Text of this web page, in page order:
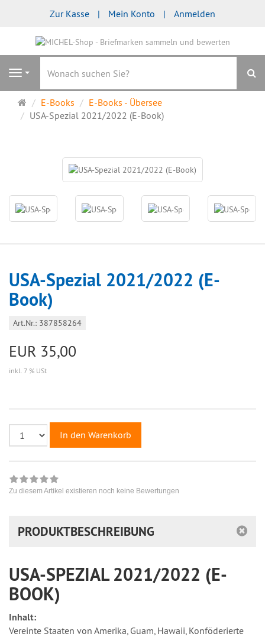
Zur Kasse Mein Konto Anmelden
Navigation
Startseite
E-Books
E-Books - Übersee
USA-Spezial 2021/2022 (E-Book)
USA-Spezial 2021/2022 (E-
Book)
Art.Nr.: 387858264
EUR 35,00
inkl. 7 % USt
In den Warenkorb
Zu diesem Artikel existieren noch keine Bewertungen
PRODUKTBESCHREIBUNG
USA-SPEZIAL 2021/2022 (E-
BOOK)
Inhalt:
Vereinte Staaten von Amerika, Guam, Hawaii, Konföderierte